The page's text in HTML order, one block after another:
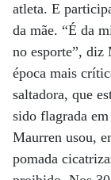
atleta. E
da mãe. “É da
no esporte”, diz
época mais
saltadora, que
sido flagrada
Maurren usou,
pomada